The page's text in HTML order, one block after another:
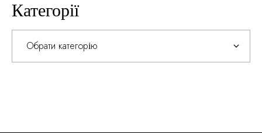
Категорії